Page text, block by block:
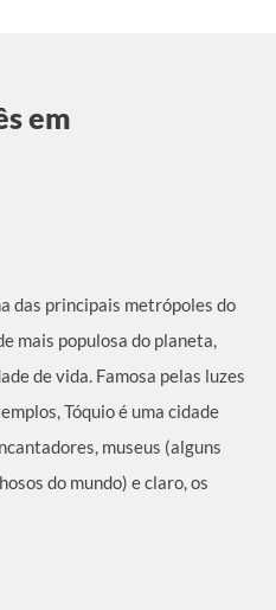
em
das principais metrópoles do
mais populosa do planeta,
de vida. Famosa pelas luzes
Tóquio é uma cidade
museus (alguns
do mundo) e claro, os